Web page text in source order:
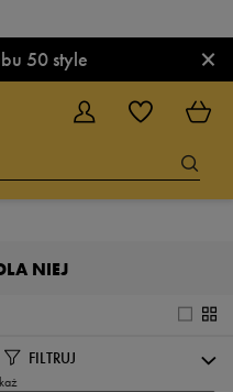
50 style ×
NIEJ
FILTRUJ